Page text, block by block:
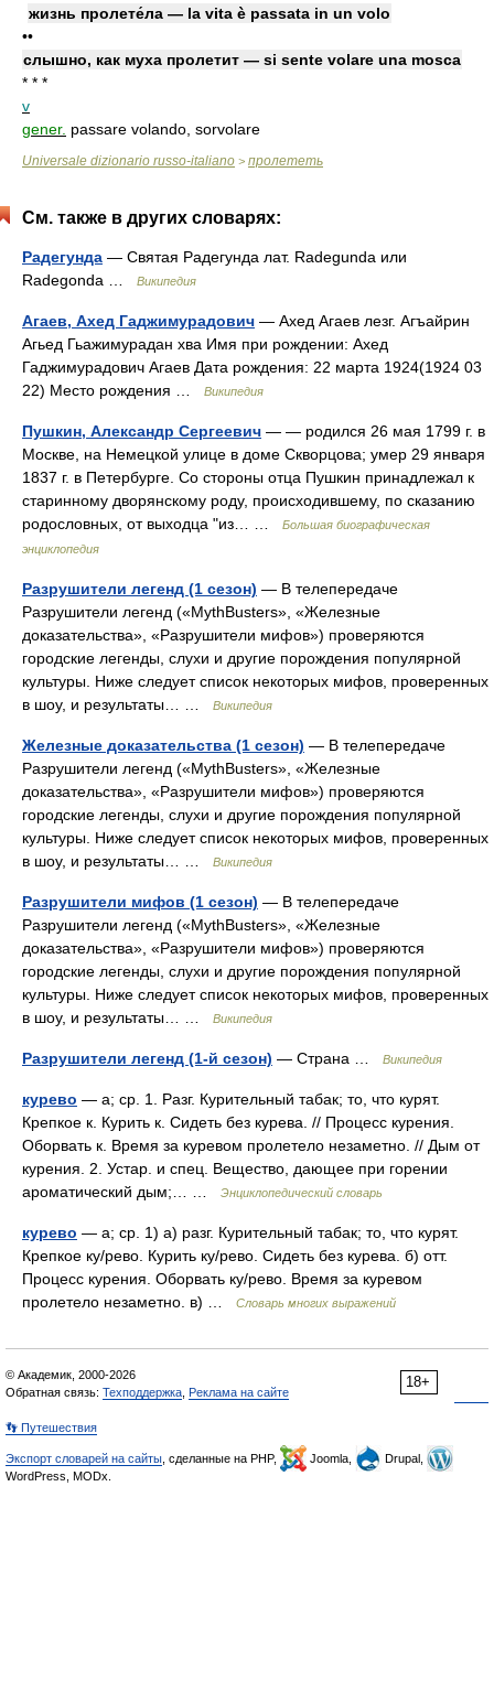
жизнь пролете́ла — la vita è passata in un volo
••
слышно, как муха пролетит — si sente volare una mosca
* * *
v
gener. passare volando, sorvolare
Universale dizionario russo-italiano > пролететь
См. также в других словарях:
Радегунда — Святая Радегунда лат. Radegunda или
Radegonda …
Википедия
Агаев, Ахед Гаджимурадович — Ахед Агаев лезг. Агъайрин
Агьед Гьажимурадан хва Имя при рождении: Ахед
Гаджимурадович Агаев Дата рождения: 22 марта 1924(1924 03
22) Место рождения …
Википедия
Пушкин, Александр Сергеевич — — родился 26 мая 1799 г. в
Москве, на Немецкой улице в доме Скворцова; умер 29 января
1837 г. в Петербурге. Со стороны отца Пушкин принадлежал к
старинному дворянскому роду, происходившему, по сказанию
родословных, от выходца "из… …
Большая биографическая
энциклопедия
Разрушители легенд (1 сезон) — В телепередаче
Разрушители легенд («MythBusters», «Железные
доказательства», «Разрушители мифов») проверяются
городские легенды, слухи и другие порождения популярной
культуры. Ниже следует список некоторых мифов, проверенных
в шоу, и результаты… …
Википедия
Железные доказательства (1 сезон) — В телепередаче
Разрушители легенд («MythBusters», «Железные
доказательства», «Разрушители мифов») проверяются
городские легенды, слухи и другие порождения популярной
культуры. Ниже следует список некоторых мифов, проверенных
в шоу, и результаты… …
Википедия
Разрушители мифов (1 сезон) — В телепередаче
Разрушители легенд («MythBusters», «Железные
доказательства», «Разрушители мифов») проверяются
городские легенды, слухи и другие порождения популярной
культуры. Ниже следует список некоторых мифов, проверенных
в шоу, и результаты… …
Википедия
Разрушители легенд (1-й сезон) — Страна … Википедия
курево — а; ср. 1. Разг. Курительный табак; то, что курят.
Крепкое к. Курить к. Сидеть без курева. // Процесс курения.
Оборвать к. Время за куревом пролетело незаметно. // Дым от
курения. 2. Устар. и спец. Вещество, дающее при горении
ароматический дым;… …
Энциклопедический словарь
курево — а; ср. 1) а) разг. Курительный табак; то, что курят.
Крепкое ку/рево. Курить ку/рево. Сидеть без курева. б) отт.
Процесс курения. Оборвать ку/рево. Время за куревом
пролетело незаметно. в) …
Словарь многих выражений
18+
© Академик, 2000-2026
Обратная связь: Техподдержка Реклама на сайте
👣 Путешествия
Экспорт словарей на сайты , сделанные на PHP, Joomla,
Drupal,
WordPress, MODx.